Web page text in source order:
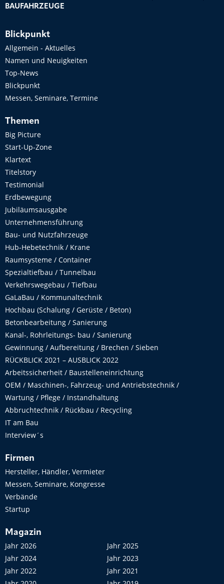
BAUFAHRZEUGE
Blickpunkt
Allgemein - Aktuelles
Namen und Neuigkeiten
Top-News
Blickpunkt
Messen, Seminare, Termine
Themen
Big Picture
Start-Up-Zone
Klartext
Titelstory
Testimonial
Erdbewegung
Jubiläumsausgabe
Unternehmensführung
Bau- und Nutzfahrzeuge
Hub-Hebetechnik / Krane
Raumsysteme / Container
Spezialtiefbau / Tunnelbau
Verkehrswegebau / Tiefbau
GaLaBau / Kommunaltechnik
Hochbau (Schalung / Gerüste / Beton)
Betonbearbeitung / Sanierung
Kanal-, Rohrleitungs- bau / Sanierung
Gewinnung / Aufbereitung / Brechen / Sieben
RÜCKBLICK 2021 – AUSBLICK 2022
Arbeitssicherheit / Baustelleneinrichtung
OEM / Maschinen-, Fahrzeug- und Antriebstechnik /
Wartung / Pflege / Instandhaltung
Abbruchtechnik / Rückbau / Recycling
IT am Bau
Interview´s
Firmen
Hersteller, Händler, Vermieter
Messen, Seminare, Kongresse
Verbände
Startup
Magazin
Jahr 2026
Jahr 2025
Jahr 2024
Jahr 2023
Jahr 2022
Jahr 2021